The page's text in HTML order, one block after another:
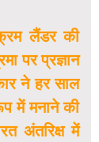
लैंडर की
पर प्रज्ञान
ने हर साल
में मनाने की
अंतरिक्ष में